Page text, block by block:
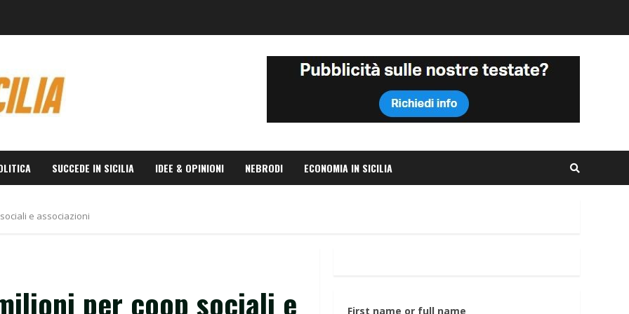
SUCCEDE IN SICILIA IDEE & OPINIONI NEBRODI ECONOMIA IN SICILIA
e associazioni
per coop sociali e
First name or full name